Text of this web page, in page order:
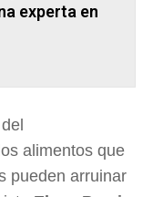
experta en
alimentos que
pueden arruinar